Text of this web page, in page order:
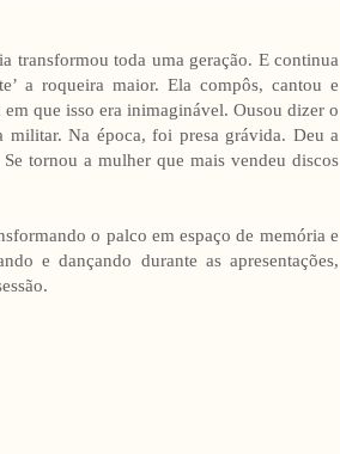
transformou toda uma geração. E continua
a roqueira maior. Ela compôs, cantou e
que isso era inimaginável. Ousou dizer o
militar. Na época, foi presa grávida. Deu a
tornou a mulher que mais vendeu discos
o palco em espaço de memória e
e dançando durante as apresentações,